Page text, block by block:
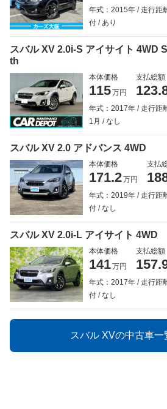
年式：2015年
走行距
付
あり
スバル XV 2.0i-S アイサイト 4WD
th
本体価格
115万円
支払総額
年式：2017年
走行距
1月
なし
スバル XV 2.0 アドバンス 4WD
本体価格
171.2万円
支払
年式：2019年
走行距
付
なし
スバル XV 2.0i-L アイサイト 4WD
本体価格
141万円
支払総額
年式：2017年
走行距
付
なし
スバル XVの中古車一